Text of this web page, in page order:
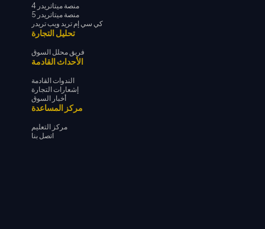
منصة ميتاتريدر 4
منصة ميتاتريدر 5
كي سي إم تريد ويب تريدر
تحليل التجارة
فريق محلل السوق
الأحداث القادمة
الندوات القادمة
إشعارات التجارة
أخبار السوق
مركز المساعدة
مركز التعليم
اتصل بنا